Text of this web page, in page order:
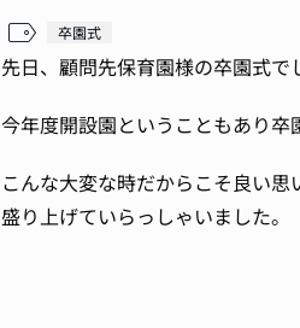
卒園式
先日、顧問先保育園様の卒園式で
今年度開設園ということもあり卒
こんな大変な時だからこそ良い
盛り上げていらっしゃいました。